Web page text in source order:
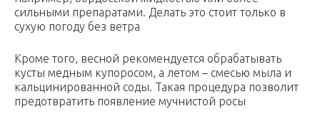
сильными препаратами. Делать это стоит только в
сухую погоду без ветра
Кроме того, весной рекомендуется обрабатывать
кусты медным купоросом, а летом – смесью мыла и
кальцинированной соды. Такая процедура позволит
предотвратить появление мучнистой росы